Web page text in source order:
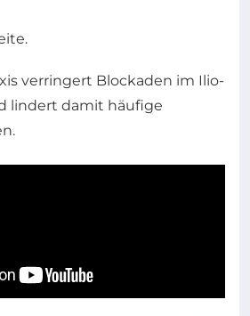
verringert Blockaden im Ilio-
lindert damit häufige